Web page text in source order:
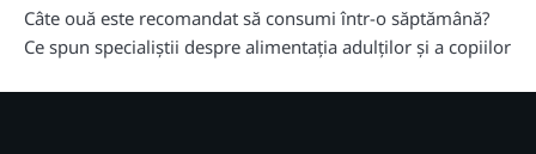
Câte ouă este recomandat să consumi într-o săptămână?
Ce spun specialiștii despre alimentația adulților și a copiilor